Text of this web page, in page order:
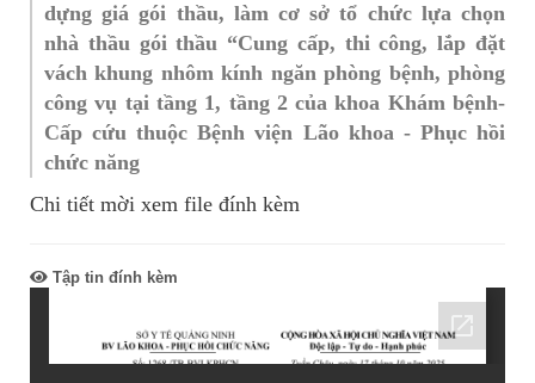
dựng giá gói thầu, làm cơ sở tổ chức lựa chọn
nhà thầu gói thầu “Cung cấp, thi công, lắp đặt
vách khung nhôm kính ngăn phòng bệnh, phòng
công vụ tại tầng 1, tầng 2 của khoa Khám bệnh-
Cấp cứu thuộc Bệnh viện Lão khoa - Phục hồi
chức năng
Chi tiết mời xem file đính kèm
Tập tin đính kèm